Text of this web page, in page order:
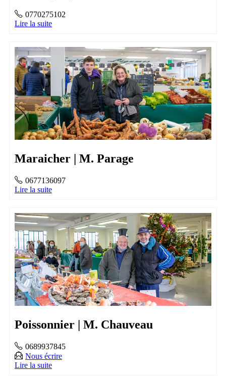
0770275102
Lire la suite
Maraicher | M. Parage
0677136097
Lire la suite
Poissonnier | M. Chauveau
0689937845
Nous écrire
Lire la suite